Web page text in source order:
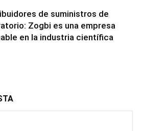
de suministros de
Zogbi es una empresa
en la industria científica